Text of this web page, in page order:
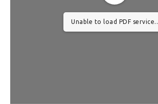
Unable to load PDF service..